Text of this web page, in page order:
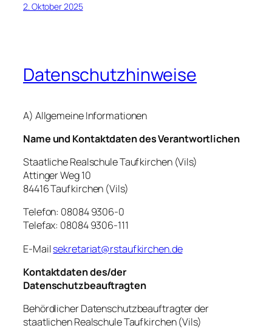
2. Oktober 2025
Datenschutzhinweise
A) Allgemeine Informationen
Name und Kontaktdaten des Verantwortlichen
Staatliche Realschule Taufkirchen (Vils)
Attinger Weg 10
84416 Taufkirchen (Vils)
Telefon: 08084 9306-0
Telefax: 08084 9306-111
E-Mailsekretariat@rstaufkirchen.de
Kontaktdaten des/der
Datenschutzbeauftragten
Behördlicher Datenschutzbeauftragter der
staatlichen Realschule Taufkirchen (Vils)